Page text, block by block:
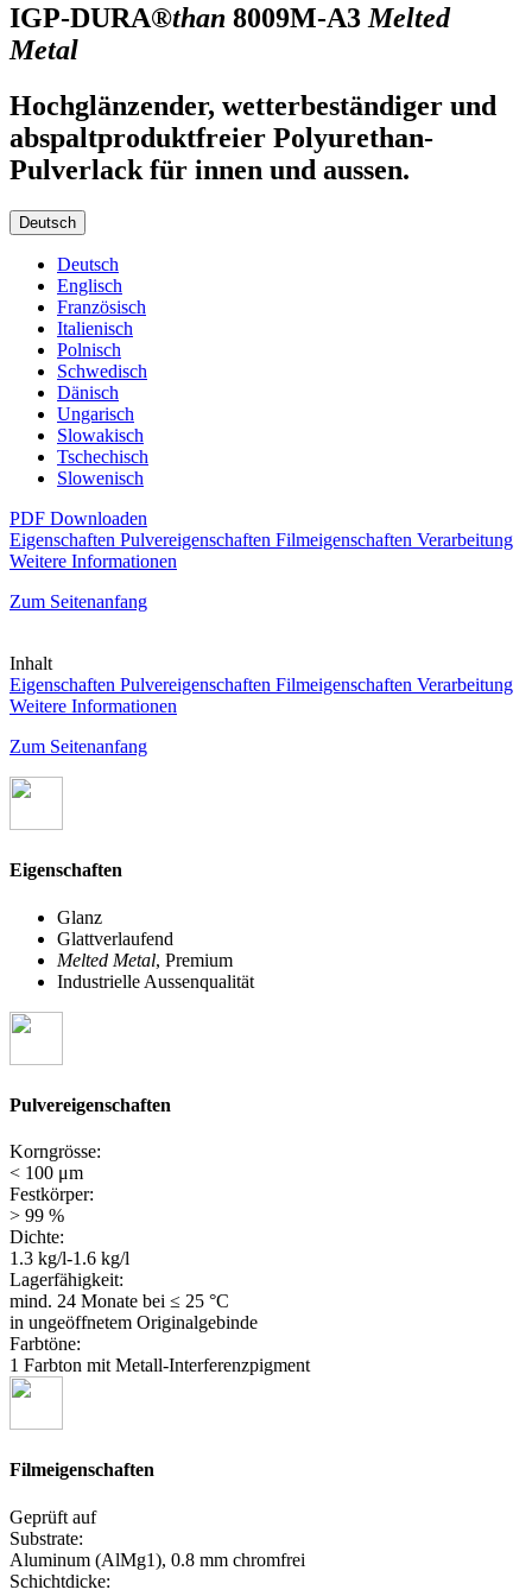
IGP-DURA®than 8009M-A3 Melted
Metal
Hochglänzender, wetterbeständiger und
abspaltproduktfreier Polyurethan-
Pulverlack für innen und aussen.
Deutsch
Deutsch
Englisch
Französisch
Italienisch
Polnisch
Schwedisch
Dänisch
Ungarisch
Slowakisch
Tschechisch
Slowenisch
PDF Downloaden
Eigenschaften Pulvereigenschaften Filmeigenschaften Verarbeitung
Weitere Informationen
Zum Seitenanfang
Inhalt
Eigenschaften Pulvereigenschaften Filmeigenschaften Verarbeitung
Weitere Informationen
Zum Seitenanfang
Eigenschaften
Glanz
Glattverlaufend
Melted Metal, Premium
Industrielle Aussenqualität
Pulvereigenschaften
Korngrösse:
< 100 μm
Festkörper:
> 99 %
Dichte:
1.3 kg/l-1.6 kg/l
Lagerfähigkeit:
mind. 24 Monate bei ≤ 25 °C
in ungeöffnetem Originalgebinde
Farbtöne:
1 Farbton mit Metall-Interferenzpigment
Filmeigenschaften
Geprüft auf
Substrate:
Aluminum (AlMg1), 0.8 mm chromfrei
Schichtdicke: